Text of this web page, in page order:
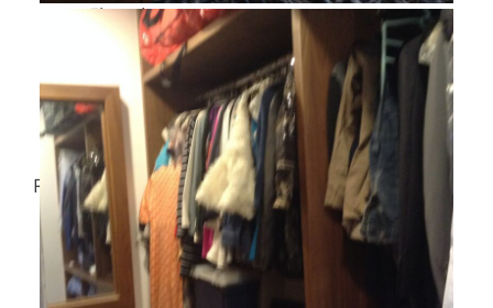
Elevador
Fraccionamiento privado
Seguridad 24 horas
Mascotas permitidas
Permitido fumar
Recreación
Alberca
Área de juegos infantiles
Gimnasio